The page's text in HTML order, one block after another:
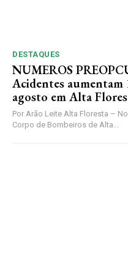
DESTAQUES
NUMEROS
Acidentes aumentam
agosto em Alta
Por Arão Leite Alta Floresta –
Corpo de Bombeiros de Alta...